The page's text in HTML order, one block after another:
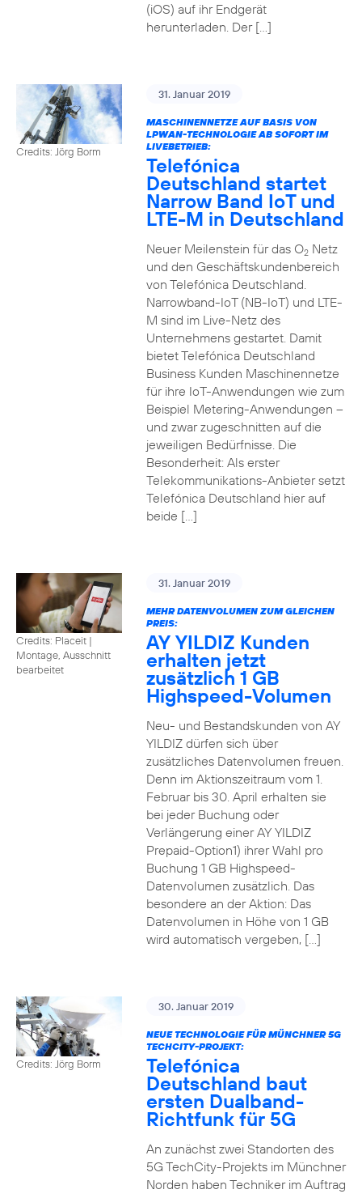
(iOS) auf ihr Endgerät
herunterladen. Der […]
Credits: Jörg Borm
31. Januar 2019
MASCHINENNETZE AUF BASIS VON
LPWAN-TECHNOLOGIE AB SOFORT IM
LIVEBETRIEB:
Telefónica
Deutschland startet
Narrow Band IoT und
LTE-M in Deutschland
Neuer Meilenstein für das O2Netz
und den Geschäftskundenbereich
von Telefónica Deutschland.
Narrowband-IoT (NB-IoT) und LTE-
M sind im Live-Netz des
Unternehmens gestartet. Damit
bietet Telefónica Deutschland
Business Kunden Maschinennetze
für ihre IoT-Anwendungen wie zum
Beispiel Metering-Anwendungen –
und zwar zugeschnitten auf die
jeweiligen Bedürfnisse. Die
Besonderheit: Als erster
Telekommunikations-Anbieter setzt
Telefónica Deutschland hier auf
beide […]
Credits: Placeit |
Montage, Ausschnitt
bearbeitet
31. Januar 2019
MEHR DATENVOLUMEN ZUM GLEICHEN
PREIS:
AY YILDIZ Kunden
erhalten jetzt
zusätzlich 1 GB
Highspeed-Volumen
Neu- und Bestandskunden von AY
YILDIZ dürfen sich über
zusätzliches Datenvolumen freuen.
Denn im Aktionszeitraum vom 1.
Februar bis 30. April erhalten sie
bei jeder Buchung oder
Verlängerung einer AY YILDIZ
Prepaid-Option1) ihrer Wahl pro
Buchung 1 GB Highspeed-
Datenvolumen zusätzlich. Das
besondere an der Aktion: Das
Datenvolumen in Höhe von 1 GB
wird automatisch vergeben, […]
Credits: Jörg Borm
30. Januar 2019
NEUE TECHNOLOGIE FÜR MÜNCHNER 5G
TECHCITY-PROJEKT:
Telefónica
Deutschland baut
ersten Dualband-
Richtfunk für 5G
An zunächst zwei Standorten des
5G TechCity-Projekts im Münchner
Norden haben Techniker im Auftrag